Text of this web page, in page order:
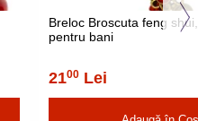
Breloc Broscuta feng
pentru bani
2100Lei